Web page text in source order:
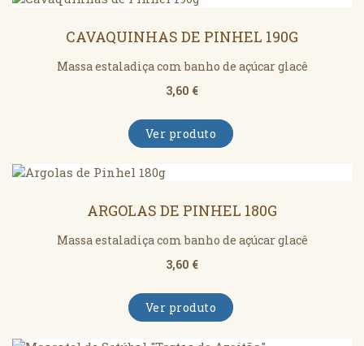
CAVAQUINHAS DE PINHEL 190G
Massa estaladiça com banho de açúcar glacê
3,60 €
Ver produto
ARGOLAS DE PINHEL 180G
Massa estaladiça com banho de açúcar glacê
3,60 €
Ver produto